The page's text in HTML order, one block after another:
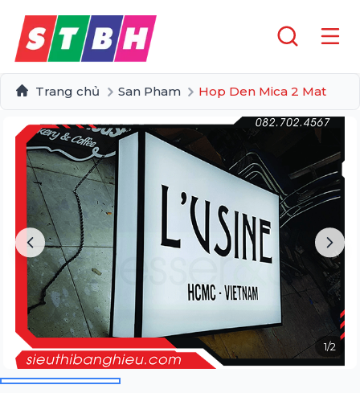
Trang chủ San Pham Hop Den Mica 2 Mat
1/2